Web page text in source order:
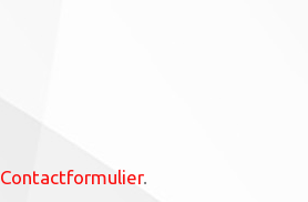
Contactformulier.